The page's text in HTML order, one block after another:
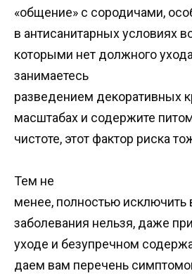
«общение» с сородичами,
в антисанитарных условиях
которыми нет должного
занимаетесь
разведением декоративных
масштабах и содержите
чистоте, этот фактор риска
Тем не
менее, полностью исключить
заболевания нельзя, даже
уходе и безупречном
даем вам перечень